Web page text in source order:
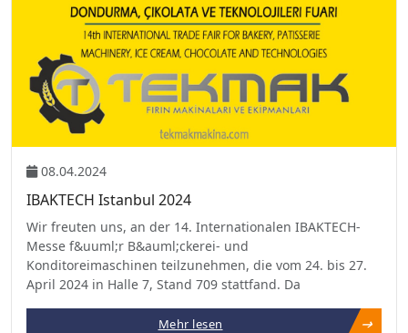
08.04.2024
IBAKTECH Istanbul 2024
Wir freuten uns, an der 14. Internationalen IBAKTECH-
Messe f&uuml;r B&auml;ckerei- und
Konditoreimaschinen teilzunehmen, die vom 24. bis 27.
April 2024 in Halle 7, Stand 709 stattfand. Da
Mehr lesen